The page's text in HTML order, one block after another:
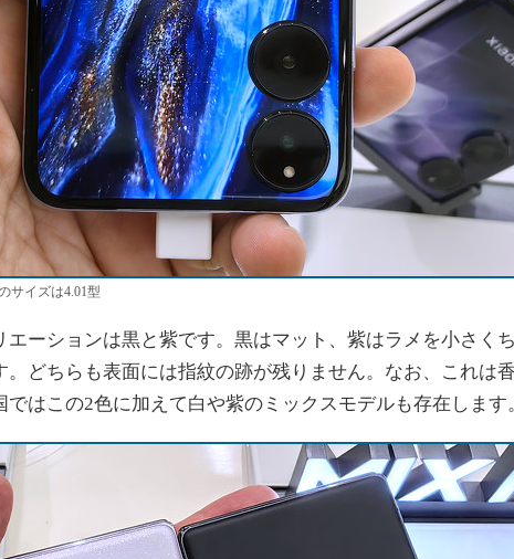
サイズは4.01型
ーションは黒と紫です。黒はマット、紫はラメを小さく
。どちらも表面には指紋の跡が残りません。なお、これは
はこの2色に加えて白や紫のミックスモデルも存在します